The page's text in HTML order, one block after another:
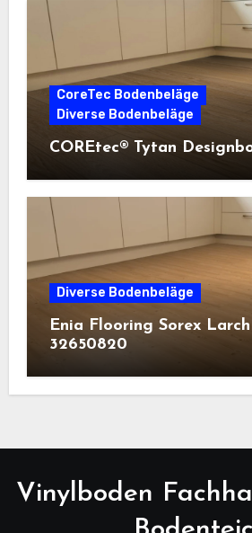
CoreTec Bodenbeläge
Diverse Bodenbeläge
COREtec® Tytan
Diverse Bodenbeläge
Enia Flooring Sorex
32650820
Vinylboden